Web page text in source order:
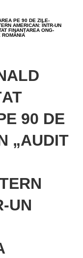
PE 90 DE ZILE-
AMERICAN: ÎNTR-UN
FINANȚAREA ONG-
ROMÂNIA
90 DE
„AUDIT
UN